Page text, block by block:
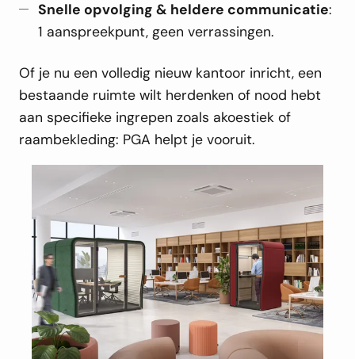
Snelle opvolging & heldere communicatie:
1 aanspreekpunt, geen verrassingen.
Of je nu een volledig nieuw kantoor inricht, een
bestaande ruimte wilt herdenken of nood hebt
aan specifieke ingrepen zoals akoestiek of
raambekleding: PGA helpt je vooruit.